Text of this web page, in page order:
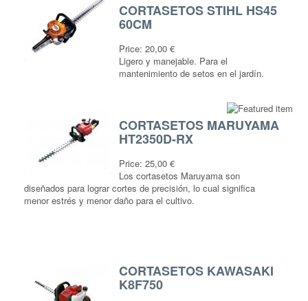
CORTASETOS STIHL HS45
60CM
Price: 20,00 €
Ligero y manejable. Para el
mantenimiento de setos en el jardín.
CORTASETOS MARUYAMA
HT2350D-RX
Price: 25,00 €
Los cortasetos Maruyama son
diseñados para lograr cortes de precisión, lo cual significa
menor estrés y menor daño para el cultivo.
CORTASETOS KAWASAKI
K8F750